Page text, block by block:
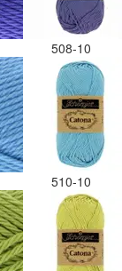
508-10
510-10